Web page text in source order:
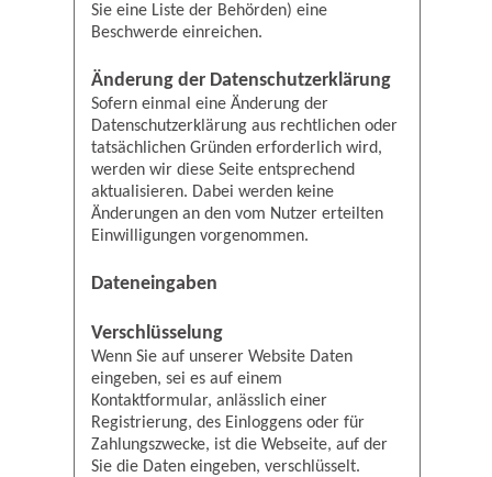
Sie eine Liste der Behörden) eine
Beschwerde einreichen.
Änderung der Datenschutzerklärung
Sofern einmal eine Änderung der
Datenschutzerklärung aus rechtlichen oder
tatsächlichen Gründen erforderlich wird,
werden wir diese Seite entsprechend
aktualisieren. Dabei werden keine
Änderungen an den vom Nutzer erteilten
Einwilligungen vorgenommen.
Dateneingaben
Verschlüsselung
Wenn Sie auf unserer Website Daten
eingeben, sei es auf einem
Kontaktformular, anlässlich einer
Registrierung, des Einloggens oder für
Zahlungszwecke, ist die Webseite, auf der
Sie die Daten eingeben, verschlüsselt.